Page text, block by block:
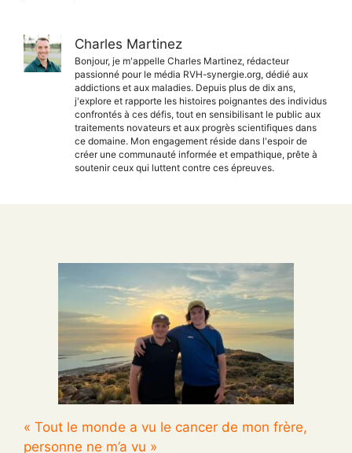
Charles Martinez
Bonjour, je m'appelle Charles Martinez, rédacteur
passionné pour le média RVH-synergie.org, dédié aux
addictions et aux maladies. Depuis plus de dix ans,
j'explore et rapporte les histoires poignantes des individus
confrontés à ces défis, tout en sensibilisant le public aux
traitements novateurs et aux progrès scientifiques dans
ce domaine. Mon engagement réside dans l'espoir de
créer une communauté informée et empathique, prête à
soutenir ceux qui luttent contre ces épreuves.
« Tout le monde a vu le cancer de mon frère,
personne ne m’a vu »